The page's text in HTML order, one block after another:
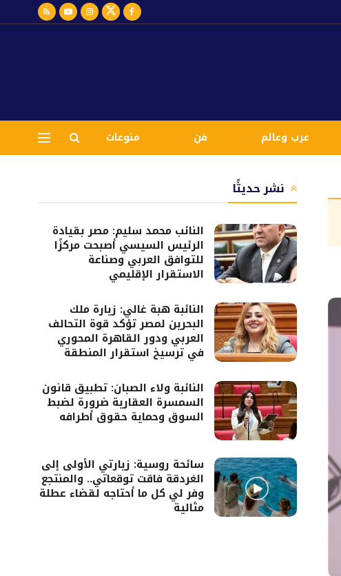
عرب وعالم فن منوعات
نشر حديثًا
النائب محمد سليم: مصر بقيادة
الرئيس السيسي أصبحت مركزًا
للتوافق العربي وصناعة
الاستقرار الإقليمي
النائبة هبة غالي: زيارة ملك
البحرين لمصر تؤكد قوة التحالف
العربي ودور القاهرة المحوري
في ترسيخ استقرار المنطقة
النائبة ولاء الصبان: تطبيق قانون
السمسرة العقارية ضرورة لضبط
السوق وحماية حقوق أطرافه
سائحة روسية: زيارتي الأولى إلى
الغردقة فاقت توقعاتي.. والمنتجع
وفر لي كل ما أحتاجه لقضاء عطلة
مثالية